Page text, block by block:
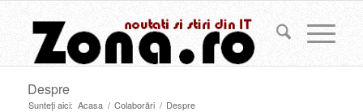
Despre
Sunteți aici: Acasa / Colaborări / Despre